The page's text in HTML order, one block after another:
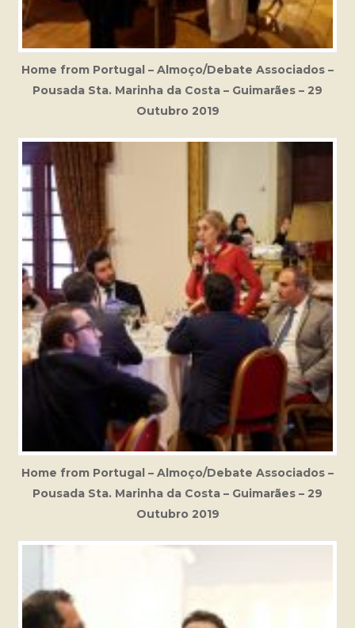
Home from Portugal – Almoço/Debate Associados –
Pousada Sta. Marinha da Costa – Guimarães – 29
Outubro 2019
Home from Portugal – Almoço/Debate Associados –
Pousada Sta. Marinha da Costa – Guimarães – 29
Outubro 2019